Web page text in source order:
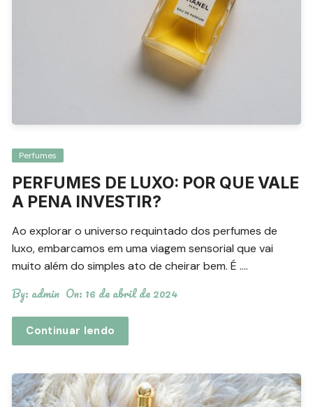
Perfumes
PERFUMES DE LUXO: POR QUE VALE
A PENA INVESTIR?
Ao explorar o universo requintado dos perfumes de
luxo, embarcamos em uma viagem sensorial que vai
muito além do simples ato de cheirar bem. É ….
By: admin On: 16 de abril de 2024
Continuar lendo